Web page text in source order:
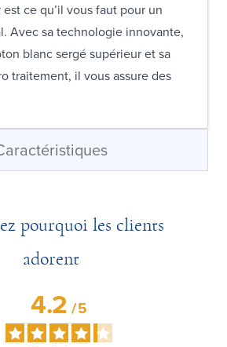
ce qu’il vous faut pour un
Avec sa technologie innovante,
blanc sergé supérieur et sa
traitement, il vous assure des
pourquoi les clients
adorent
4.2/5